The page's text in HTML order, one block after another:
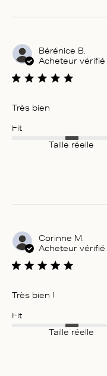
Bérénice B.
Acheteur vérifié
Très bien
Fit
Taille réelle
Corinne M.
Acheteur vérifié
Très bien !
Fit
Taille réelle